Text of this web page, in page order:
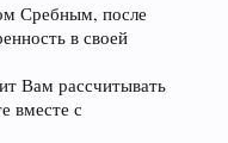
Сребным, после
в своей
Вам рассчитывать
вместе с